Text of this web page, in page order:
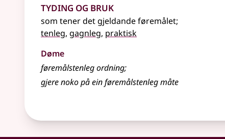
Tyding og bruk
som tener det gjeldande føremålet;
tenleg, gagnleg, praktisk
Døme
føremålstenleg ordning;
gjere noko på ein føremålstenleg måte